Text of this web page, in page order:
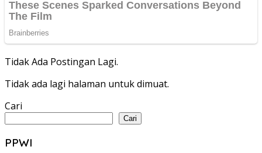
Tidak Ada Postingan Lagi.
Tidak ada lagi halaman untuk dimuat.
Cari
Cari
PPWI